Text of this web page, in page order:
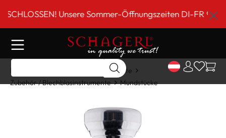
springenUnsere Sommer-Öffnungszeiten DI-FR 9 bis
Home
Blechblasinstrumente
Zubehör / Blechblasinstrumente
Mundstücke